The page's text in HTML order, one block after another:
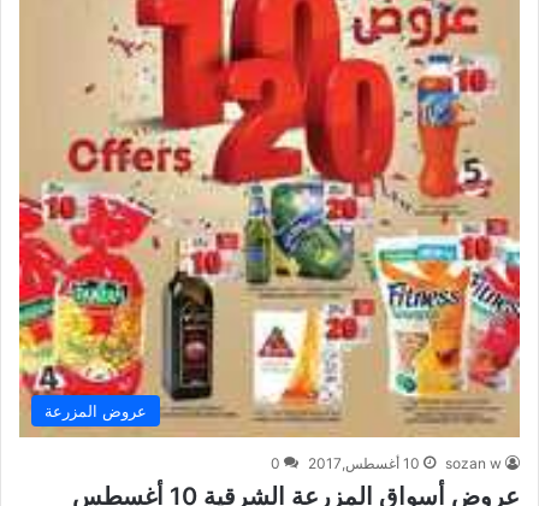
عروض المزرعة
sozan w 10 أغسطس,2017 0
عروض أسواق المزرعة الشرقية 10 أغسطس